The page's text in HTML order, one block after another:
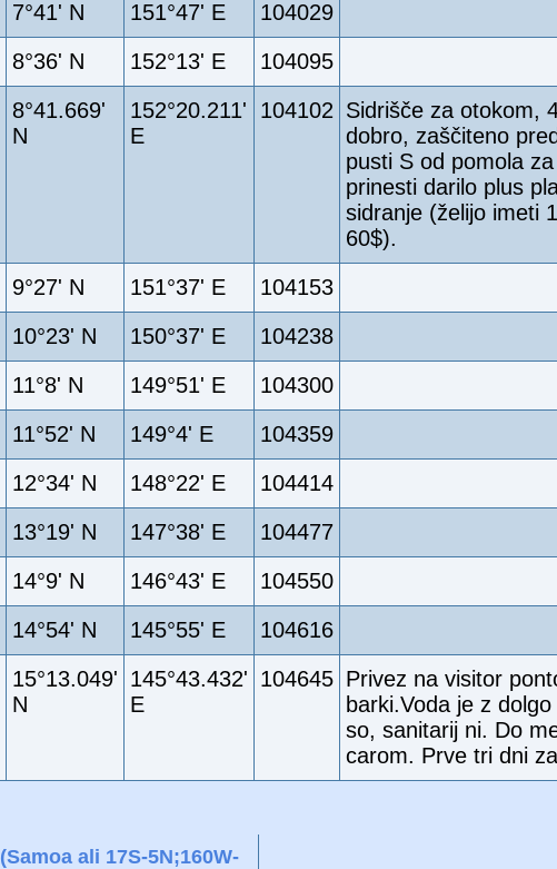
7°41' N 151°47' E
104029
8°36' N 152°13' E
104095
8°41.669'
N
152°20.211'
E
104102 Sidrišče za otokom,
dobro, zaščiteno
pusti S od pomola
prinesti darilo plus
sidranje (želijo imeti
60$).
9°27' N 151°37' E
104153
10°23' N 150°37' E
104238
11°8' N 149°51' E
104300
11°52' N 149°4' E
104359
12°34' N 148°22' E
104414
13°19' N 147°38' E
104477
14°9' N 146°43' E
104550
14°54' N 145°55' E
104616
15°13.049'
N
145°43.432'
E
104645 Privez na visitor
barki.Voda je z
so, sanitarij ni. Do
carom. Prve tri dni
(Samoa ali 17S-5N;160W-